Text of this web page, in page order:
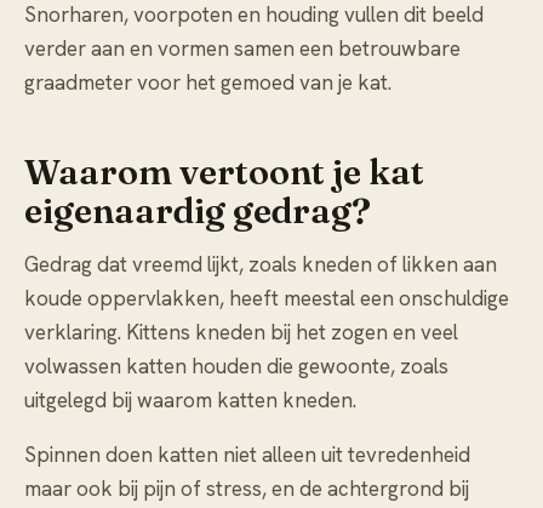
Snorharen, voorpoten en houding vullen dit beeld
verder aan en vormen samen een betrouwbare
graadmeter voor het gemoed van je kat.
Waarom vertoont je kat
eigenaardig gedrag?
Gedrag dat vreemd lijkt, zoals kneden of likken aan
koude oppervlakken, heeft meestal een onschuldige
verklaring. Kittens kneden bij het zogen en veel
volwassen katten houden die gewoonte, zoals
uitgelegd bij waarom katten kneden.
Spinnen doen katten niet alleen uit tevredenheid
maar ook bij pijn of stress, en de achtergrond bij